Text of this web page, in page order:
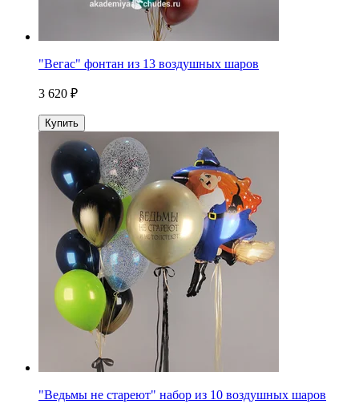
"Вегас" фонтан из 13 воздушных шаров
3 620 ₽
Купить
"Ведьмы не стареют" набор из 10 воздушных шаров